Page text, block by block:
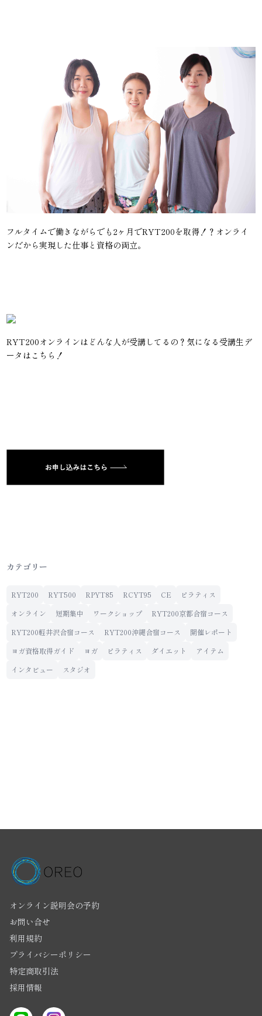
フルタイムで働きながらでも2ヶ月でRYT200を取得！？オンライ
ンだから実現した仕事と資格の両立。
RYT200オンラインはどんな人が受講してるの？気になる受講生デ
ータはこちら！
カテゴリー
RYT200 RYT500 RPYT85 RCYT95 CE
ピラティス
オンライン
短期集中 ワークショップ
RYT200京都合宿コース
RYT200軽井沢合宿コース
RYT200沖縄合宿コース
開催レポート
ヨガ資格取得ガイド
ヨガ ピラティス ダイエット
アイテム
インタビュー
スタジオ
オンライン説明会の予約
お問い合せ
利用規約
プライバシーポリシー
特定商取引法
採用情報